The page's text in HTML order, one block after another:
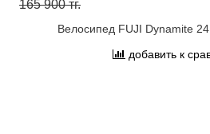
165 900 тг.
Велосипед FUJI Dynamite
добавить к